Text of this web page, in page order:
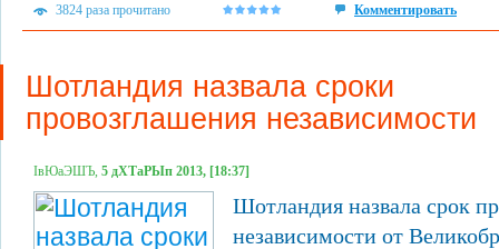
3824 раза прочитано Комментировать
Шотландия назвала сроки
провозглашения независимости
ІвЮаЭШЪ, 5 дХТаРЫп 2013, [18:37]
Шотландия назвала срок
независимости от